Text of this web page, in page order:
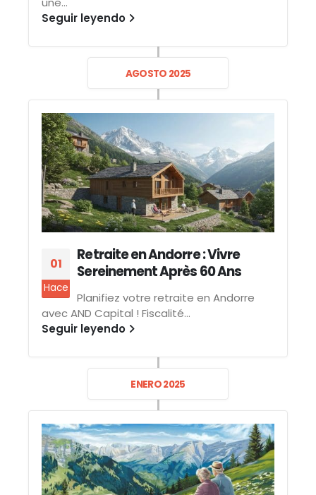
Seguir leyendo
AGOSTO 2025
01
Hace
Retraite en Andorre : Vivre
Sereinement Après 60 Ans
Planifiez votre retraite en Andorre
avec AND Capital ! Fiscalité...
Seguir leyendo
ENERO 2025